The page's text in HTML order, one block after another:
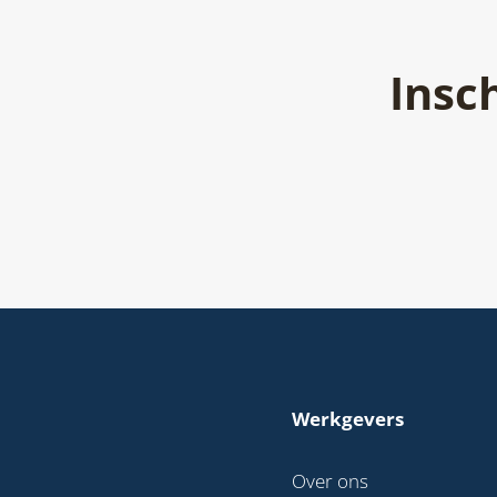
Werkgevers
Over ons